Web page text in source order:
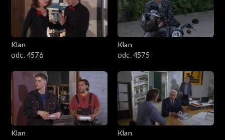
301–400
201–300
101–200
1–100
Klan
odc. 4576
Klan
odc. 4575
Klan
Klan